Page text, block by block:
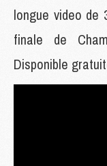
longue video de
finale de
Disponible